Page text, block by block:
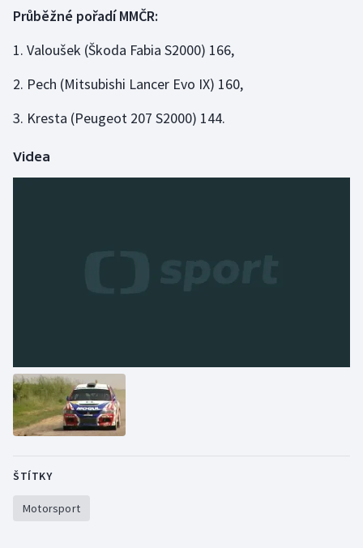
Průběžné pořadí MMČR:
1. Valoušek (Škoda Fabia S2000) 166,
2. Pech (Mitsubishi Lancer Evo IX) 160,
3. Kresta (Peugeot 207 S2000) 144.
Videa
ŠTÍTKY
Motorsport